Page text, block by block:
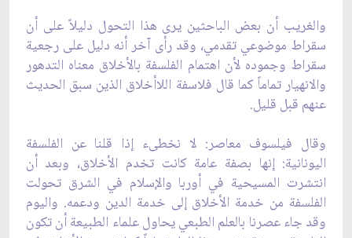
والغريب أن بعض الباحثين يرى هذا التحول دليلاً على أن
سقراط موضوعي تقدمي، وقد رأى آخر أنه دليل على رجعية
سقراط وجموده لأن اهتمام الفلسفة بالأخلاق معناه التدهور
والانهيار تماماً كما قال فلاسفة اللاأخلاق الذين سبق الحديث
عنهم قبل قليل.
وقال فيلسوف معاصر: لا نخطىء إذا قلنا عن الفلسفة
اليونانية: إنها بصفة عامة كانت تخدم الأخلاق، وبعد أن
انتشرت المسيحية في أوربا والإسلام في الشرق تحولت
الفلسفة من خدمة الأخلاق إلى خدمة الدين ودعمه. واليوم
وقد جاء عصرنا بالعلم الطبعي يحاول علماء الطبيعة أن تكون